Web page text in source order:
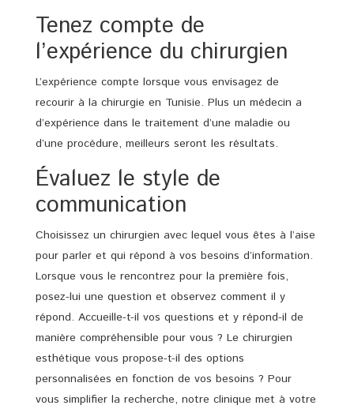
Tenez compte de
l’expérience du chirurgien
L’expérience compte lorsque vous envisagez de
recourir à la chirurgie en Tunisie. Plus un médecin a
d’expérience dans le traitement d’une maladie ou
d’une procédure, meilleurs seront les résultats.
Évaluez le style de
communication
Choisissez un chirurgien avec lequel vous êtes à l’aise
pour parler et qui répond à vos besoins d’information.
Lorsque vous le rencontrez pour la première fois,
posez-lui une question et observez comment il y
répond. Accueille-t-il vos questions et y répond-il de
manière compréhensible pour vous ? Le chirurgien
esthétique vous propose-t-il des options
personnalisées en fonction de vos besoins ? Pour
vous simplifier la recherche, notre clinique met à votre